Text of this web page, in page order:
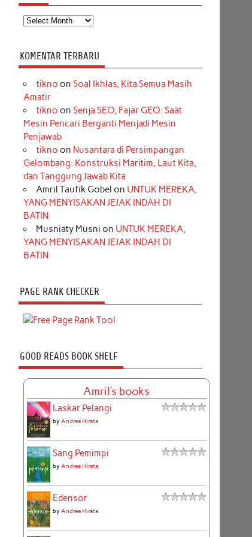
Arsip
KOMENTAR TERBARU
tikno on Soal Ikhlas, Kita Semua Masih
Amatir
tikno on Senja SEO, Fajar GEO: Saat
Mesin Pencari Berganti Menjadi Mesin
Penjawab
tikno on Nusantara di Persimpangan
Gelombang: Konstruksi Maritim, Laut Kita,
dan Tanggung Jawab Kita
Amril Taufik Gobel on UNTUK MEREKA,
YANG MENYISAKAN JEJAK INDAH DI
BATIN
Musniaty Musni on UNTUK MEREKA,
YANG MENYISAKAN JEJAK INDAH DI
BATIN
PAGE RANK CHECKER
GOOD READS BOOK SHELF
Amril's books
Laskar Pelangi
by Andrea Hirata
Sang Pemimpi
by Andrea Hirata
Edensor
by Andrea Hirata